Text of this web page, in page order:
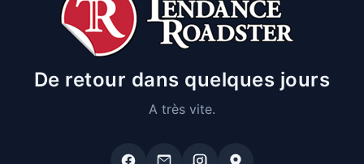
De retour dans quelques jours
A très vite.